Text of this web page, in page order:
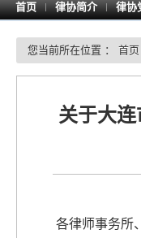
首页 | 律协简介 | 律协
您当前所在位置 ： 首页
关于大
各律师事务所